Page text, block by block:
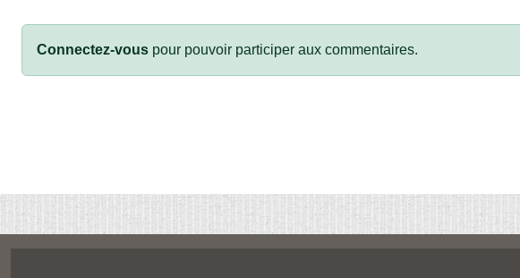
Connectez-vous pour pouvoir participer aux commentaires.